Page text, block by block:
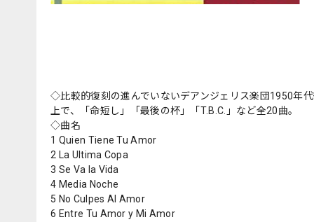
◇比較的復刻の進んでいないデアンジェリス楽団1950年
上で、「命短し」「最後の杯」「T.B.C.」など全20曲。
◇曲名
1 Quien Tiene Tu Amor
2 La Ultima Copa
3 Se Va la Vida
4 Media Noche
5 No Culpes Al Amor
6 Entre Tu Amor y Mi Amor